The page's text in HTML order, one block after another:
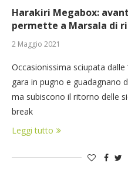
Harakiri Megabox:
permette a Marsala di
2 Maggio 2021
Occasionissima sciupata dalle
gara in pugno e guadagnano
ma subiscono il ritorno delle
break
Leggi tutto